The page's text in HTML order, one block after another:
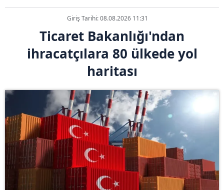
Giriş Tarihi: 08.08.2026 11:31
Ticaret Bakanlığı'ndan
ihracatçılara 80 ülkede yol
haritası